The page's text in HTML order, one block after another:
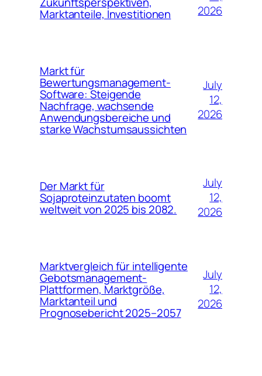
Marktanteile, Investitionen
2026
Markt für
Bewertungsmanagement-
Software: Steigende
Nachfrage, wachsende
Anwendungsbereiche und
starke Wachstumsaussichten
July
12,
2026
Der Markt für
Sojaproteinzutaten boomt
weltweit von 2025 bis 2082.
July
12,
2026
Marktvergleich für intelligente
Gebotsmanagement-
Plattformen, Marktgröße,
Marktanteil und
Prognosebericht 2025–2057
July
12,
2026